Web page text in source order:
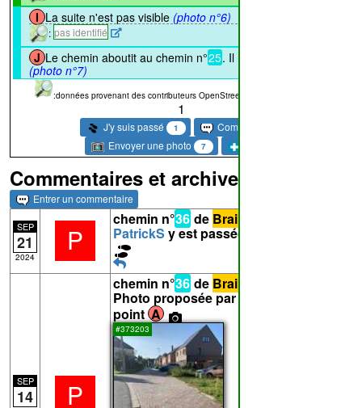
I La suite n'est pas visible (photo n°6)
: pas identifié
J Le chemin aboutit au chemin n°25. Il n'est plus visible
(photo n°7)
:données provenant des contributeurs OpenStreetMap Longueur: 2076m
1
J'y suis passé 1
Commentaire
Envoyer une photo
7
Commentaires et archives
Entrer un commentaire
SEP
21
2024 P
chemin n°36 de Braine-l'Alleud
PatrickS y est passé(e) le 21/09/2024
SEP
14 P
chemin n°36 de Braine-l'Alleud
Photo proposée par PatrickS pour le
point A
#373203